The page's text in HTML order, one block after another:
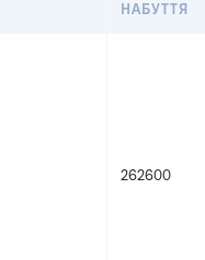
НАБУТТЯ
262600